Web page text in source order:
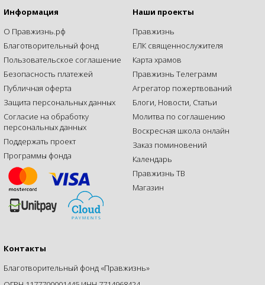
Информация
О Правжизнь.рф
Благотворительный фонд
Пользовательское соглашение
Безопасность платежей
Публичная оферта
Защита персональных данных
Согласие на обработку
персональных данных
Поддержать проект
Программы фонда
Наши проекты
Правжизнь
ЕЛК священнослужителя
Карта храмов
Правжизнь Телеграмм
Агрегатор пожертвований
Блоги, Новости, Статьи
Молитва по соглашению
Воскресная школа онлайн
Заказ поминовений
Календарь
Правжизнь ТВ
Магазин
Контакты
Благотворительный фонд «Правжизнь»